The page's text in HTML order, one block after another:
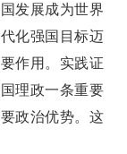
发展成为世界
化强国目标迈
作用。实践证
理政一条重要
政治优势。这